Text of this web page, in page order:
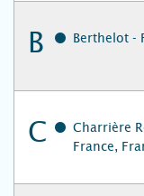
B Berthelot -
C
Charrière
France,